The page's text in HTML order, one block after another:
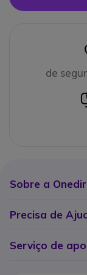
de
Sobre a
Precisa de
Serviço de